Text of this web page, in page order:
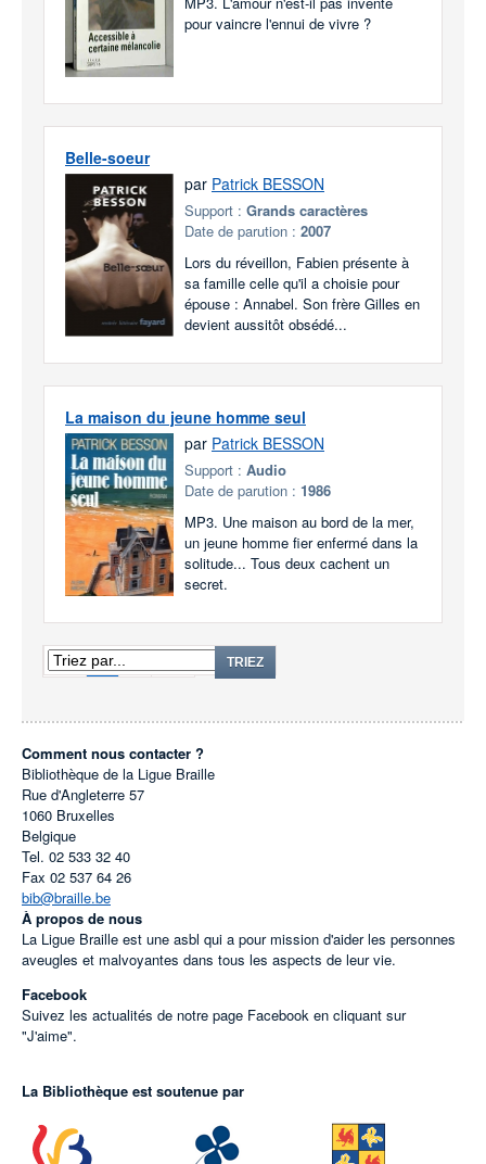
pour vaincre l'ennui de vivre ?
Belle-soeur
par Patrick BESSON
Support : Grands caractères
Date de parution : 2007
Lors du réveillon, Fabien présente à
sa famille celle qu'il a choisie pour
épouse : Annabel. Son frère Gilles en
devient aussitôt obsédé...
La maison du jeune homme seul
par Patrick BESSON
Support : Audio
Date de parution : 1986
MP3. Une maison au bord de la mer,
un jeune homme fier enfermé dans la
solitude... Tous deux cachent un
secret.
1 TRIEZ
Comment nous contacter ?
Bibliothèque de la Ligue Braille
Rue d'Angleterre 57
1060 Bruxelles
Belgique
Tel. 02 533 32 40
Fax 02 537 64 26
bib@braille.be
À propos de nous
La Ligue Braille est une asbl qui a pour mission d'aider les personnes
aveugles et malvoyantes dans tous les aspects de leur vie.
Facebook
Suivez les actualités de notre page Facebook en cliquant sur
"J'aime".
La Bibliothèque est soutenue par